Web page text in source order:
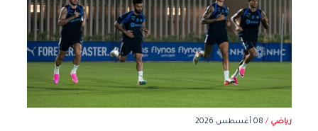
رياضي / 08 أغسطس 2026